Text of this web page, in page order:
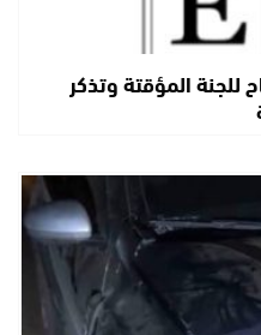
للجنة المؤقتة وتذكر